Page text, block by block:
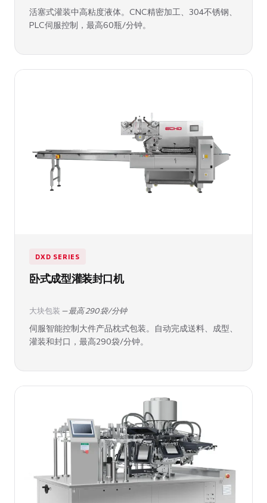
活塞式灌装中高粘度液体。CNC精密加工、304不锈钢、
PLC伺服控制，最高60瓶/分钟。
DXD SERIES
卧式成型灌装封口机
大块包装 — 最高 290 袋/分钟
伺服智能控制大件产品枕式包装。自动完成送料、成型、
灌装和封口，最高290袋/分钟。